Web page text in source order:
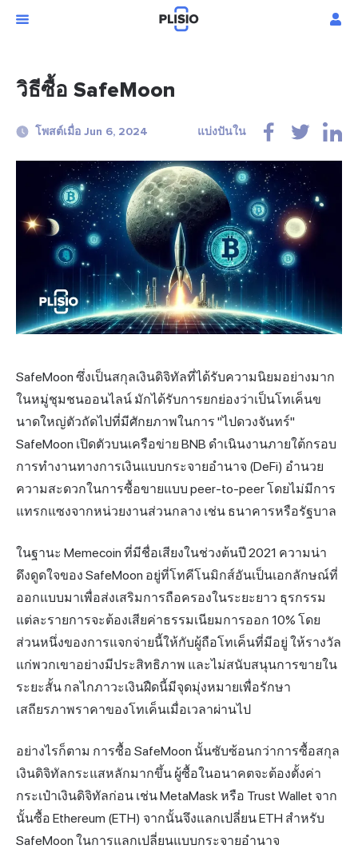
วิธีซื้อ SafeMoon
โพสต์เมื่อ Jun 6, 2024 แบ่งปันใน
SafeMoon ซึ่งเป็นสกุลเงินดิจิทัลที่ได้รับความนิยมอย่างมาก
ในหมู่ชุมชนออนไลน์ มักได้รับการยกย่องว่าเป็นโทเค็นข
นาดใหญ่ตัวถัดไปที่มีศักยภาพในการ "ไปดวงจันทร์"
SafeMoon เปิดตัวบนเครือข่าย BNB ดำเนินงานภายใต้กรอบ
การทำงานทางการเงินแบบกระจายอำนาจ (DeFi) อำนวย
ความสะดวกในการซื้อขายแบบ peer-to-peer โดยไม่มีการ
แทรกแซงจากหน่วยงานส่วนกลาง เช่น ธนาคารหรือรัฐบาล
ในฐานะ Memecoin ที่มีชื่อเสียงในช่วงต้นปี 2021 ความน่า
ดึงดูดใจของ SafeMoon อยู่ที่โทคีโนมิกส์อันเป็นเอกลักษณ์ที่
ออกแบบมาเพื่อส่งเสริมการถือครองในระยะยาว ธุรกรรม
แต่ละรายการจะต้องเสียค่าธรรมเนียมการออก 10% โดย
ส่วนหนึ่งของการแจกจ่ายนี้ให้กับผู้ถือโทเค็นที่มีอยู่ ให้รางวัล
แก่พวกเขาอย่างมีประสิทธิภาพ และไม่สนับสนุนการขายใน
ระยะสั้น กลไกภาวะเงินฝืดนี้มีจุดมุ่งหมายเพื่อรักษา
เสถียรภาพราคาของโทเค็นเมื่อเวลาผ่านไป
อย่างไรก็ตาม การซื้อ SafeMoon นั้นซับซ้อนกว่าการซื้อสกุล
เงินดิจิทัลกระแสหลักมากขึ้น ผู้ซื้อในอนาคตจะต้องตั้งค่า
กระเป๋าเงินดิจิทัลก่อน เช่นMetaMaskหรือ Trust Wallet จาก
นั้นซื้อ Ethereum (ETH) จากนั้นจึงแลกเปลี่ยน ETH สำหรับ
SafeMoon ในการแลกเปลี่ยนแบบกระจายอำนาจ